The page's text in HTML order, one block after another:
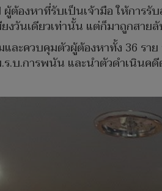
องหาที่รับเป็นเจ้ามือ ให้การรั
วันเดียวเท่านั้น แต่ก็มาถูกสาย
ละควบคุมตัวผู้ต้องหาทั้ง 36 ร
.บ.การพนัน และนำตัวดำเนินค